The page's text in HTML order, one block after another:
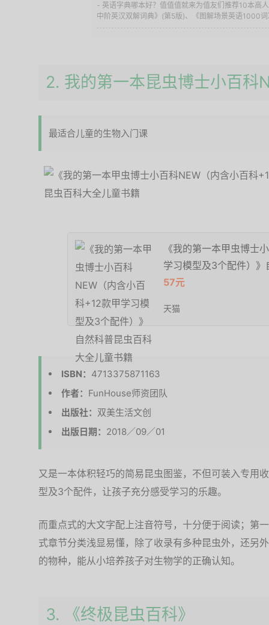
- 英语字典哪本好？值值值就来为值友们推荐10本高
中阶英汉双解词典》(第5版)、《图解场景英语1000
2. 我的第一本昆虫博士小百科
最适合儿童的生物入门课
《我的第一本甲虫博士
学习模型及3个配件）
57元
天猫
ISBN： 4713375871163
作者： FunHouse师资团队
出版社： 双美生活文创
出版日期： 2018／09／01
又是一本体积轻巧的简易昆虫图鉴，不但可装入专用
型及3个配件，让孩子充分感受学习的乐趣。
而重点式的大文字配上注音符号，十分便于阅读；第
式章节分类浅显易懂，除了收录有多种昆虫外，还另
的物种，能从小培养孩子对生物学的正确认知。
3. 《终极昆虫百科》